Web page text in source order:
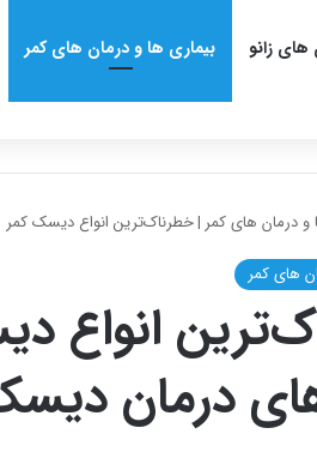
های زانو بیماری ها و درمان های کمر
و درمان های کمر |خطرناک‌ترین انواع دیسک
های کمر
انواع
درمان